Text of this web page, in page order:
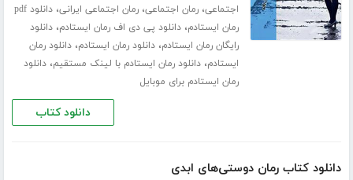
اجتماعی،رمان اجتماعی،رمان اجتماعی ایرانی،
دانلود pdf
رمان ایستادم،دانلود پی دی اف رمان ایستادم،دانلود
رایگان رمان ایستادم،دانلود رمان ایستادم،دانلود رمان
ایستادم،دانلود رمان ایستادم با لینک مستقیم،دانلود
رمان ایستادم برای موبایل
دانلود کتاب
دانلود کتاب رمان دوستی‌های ابدی